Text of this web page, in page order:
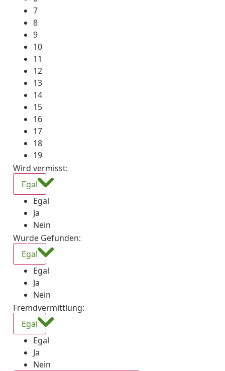
7
8
9
10
11
12
13
14
15
16
17
18
19
Wird vermisst:
Egal
Egal
Ja
Nein
Wurde Gefunden:
Egal
Egal
Ja
Nein
Fremdvermittlung:
Egal
Egal
Ja
Nein